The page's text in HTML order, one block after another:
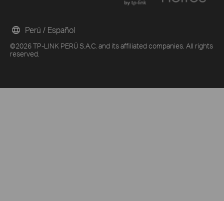
©2026 TP-LINK PERÚ S.A.C. and its affiliated companies. All rights
reserved.
Perú / Español